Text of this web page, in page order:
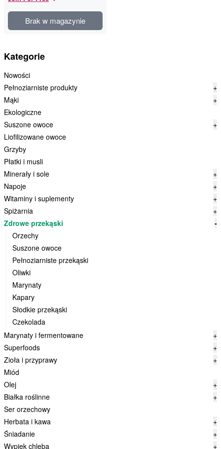
Kategorie
Nowości
Pełnoziarniste produkty
+
Mąki
+
Ekologiczne
Suszone owoce
+
Liofilizowane owoce
Grzyby
Płatki i musli
Minerały i sole
+
Napoje
+
Witaminy i suplementy
+
Spiżarnia
+
Zdrowe przekąski
-
Orzechy
Suszone owoce
Pełnoziarniste przekąski
Oliwki
Marynaty
Kapary
Słodkie przekąski
Czekolada
Marynaty i fermentowane
+
Superfoods
+
Zioła i przyprawy
+
Miód
Olej
+
Białka roślinne
+
Ser orzechowy
Herbata i kawa
+
Śniadanie
+
Wypiek chleba
+
Brak w magazynie